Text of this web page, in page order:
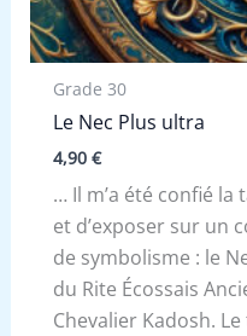
Grade 30
Le Nec Plus ultra
4,90 €
… Il m’a été confié
et d’exposer sur un
de symbolisme : le
du Rite Écossais
Chevalier Kadosh.